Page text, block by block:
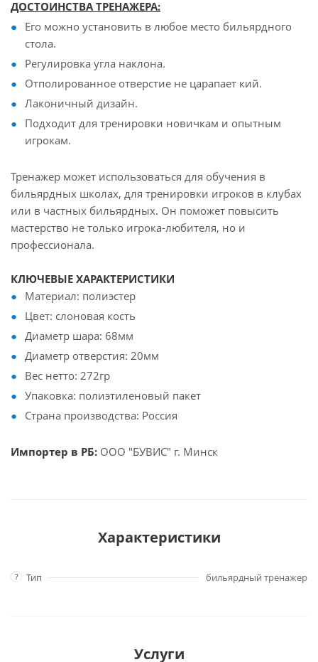
ДОСТОИНСТВА ТРЕНАЖЕРА:
Его можно установить в любое место бильярдного
стола.
Регулировка угла наклона.
Отполированное отверстие не царапает кий.
Лаконичный дизайн.
Подходит для тренировки новичкам и опытным
игрокам.
Тренажер может использоваться для обучения в
бильярдных школах, для тренировки игроков в клубах
или в частных бильярдных. Он поможет повысить
мастерство не только игрока-любителя, но и
профессионала.
КЛЮЧЕВЫЕ ХАРАКТЕРИСТИКИ
Материал: полиэстер
Цвет: слоновая кость
Диаметр шара: 68мм
Диаметр отверстия: 20мм
Вес нетто: 272гр
Упаковка: полиэтиленовый пакет
Страна производства: Россия
Импортер в РБ: ООО "БУВИС" г. Минск
Характеристики
? Тип бильярдный тренажер
Услуги